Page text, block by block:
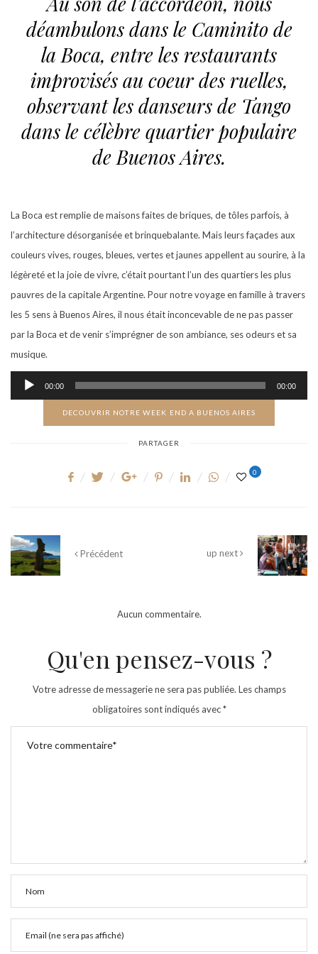
déambulons dans le Caminito de
la Boca, entre les restaurants
improvisés au coeur des ruelles,
observant les danseurs de Tango
dans le célèbre quartier populaire
de Buenos Aires.
La Boca est remplie de maisons faites de briques, de tôles parfois, à
l’architecture désorganisée et brinquebalante. Mais leurs façades aux
couleurs vives, rouges, bleues, vertes et jaunes appellent au sourire, à la
légèreté et la joie de vivre, c’était pourtant l’un des quartiers les plus
pauvres de la capitale Argentine. Pour notre voyage en famille à travers
les 5 sens à Buenos Aires, il nous était inconcevable de ne pas passer
par la Boca et de venir s’imprégner de son ambiance, ses odeurs et sa
musique.
Lecteur
audio
00:00 00:00
DECOUVRIR NOTRE WEEK END A BUENOS AIRES
PARTAGER
0
Précédent up next
Aucun commentaire.
Qu'en pensez-vous ?
Votre adresse de messagerie ne sera pas publiée. Les champs
obligatoires sont indiqués avec*